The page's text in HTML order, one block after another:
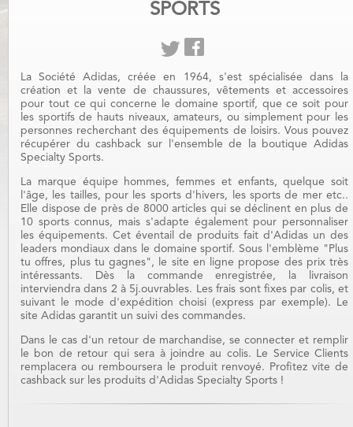
SPORTS
La Société Adidas, créée en 1964, s'est spécialisée dans la
création et la vente de chaussures, vêtements et accessoires
pour tout ce qui concerne le domaine sportif, que ce soit pour
les sportifs de hauts niveaux, amateurs, ou simplement pour les
personnes recherchant des équipements de loisirs. Vous pouvez
récupérer du cashback sur l'ensemble de la boutique Adidas
Specialty Sports.
La marque équipe hommes, femmes et enfants, quelque soit
l'âge, les tailles, pour les sports d'hivers, les sports de mer etc..
Elle dispose de près de 8000 articles qui se déclinent en plus de
10 sports connus, mais s'adapte également pour personnaliser
les équipements. Cet éventail de produits fait d'Adidas un des
leaders mondiaux dans le domaine sportif. Sous l'emblème "Plus
tu offres, plus tu gagnes", le site en ligne propose des prix très
intéressants. Dès la commande enregistrée, la livraison
interviendra dans 2 à 5j.ouvrables. Les frais sont fixes par colis, et
suivant le mode d'expédition choisi (express par exemple). Le
site Adidas garantit un suivi des commandes.
Dans le cas d'un retour de marchandise, se connecter et remplir
le bon de retour qui sera à joindre au colis. Le Service Clients
remplacera ou remboursera le produit renvoyé. Profitez vite de
cashback sur les produits d'Adidas Specialty Sports !